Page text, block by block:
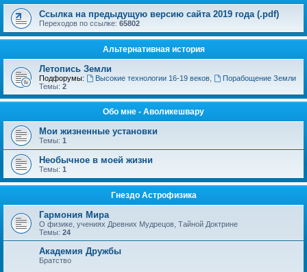
Ссылка на предыдущую версию сайта 2019 года (.pdf)
Переходов по ссылке: 65802
Альтернативная история
Летопись Земли
Подфорумы: Высокие технологии 16-19 веков,
Порабощение Земли
Темы: 2
Обо мне - Аволикешвару
Мои жизненные установки
Темы: 1
Необычное в моей жизни
Темы: 1
Гнездо Астрофизика
Гармония Мира
О физике, учениях Древних Мудрецов, Тайной Доктрине
Темы: 24
Академия Дружбы
Братство